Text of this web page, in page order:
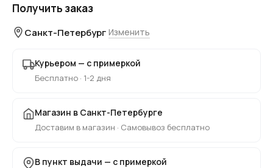
Получить заказ
Санкт-Петербург Изменить
Курьером — с примеркой
Бесплатно · 1-2 дня
Магазин в Санкт-Петербурге
Доставим в магазин · Самовывоз бесплатно
В пункт выдачи — с примеркой